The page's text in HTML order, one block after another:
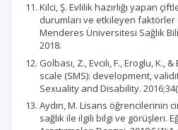
Kilci, Ş. Evlilik hazırlığı yapan
durumları ve etkileyen faktörler
Menderes Üniversitesi Sağlık
2018.
Golbası, Z., Evcılı, F., Eroglu, K.,
scale (SMS): development,
Sexuality and Disability.
Aydın, M. Lisans öğrencilerinin
sağlık ile ilgili bilgi ve görüşleri.